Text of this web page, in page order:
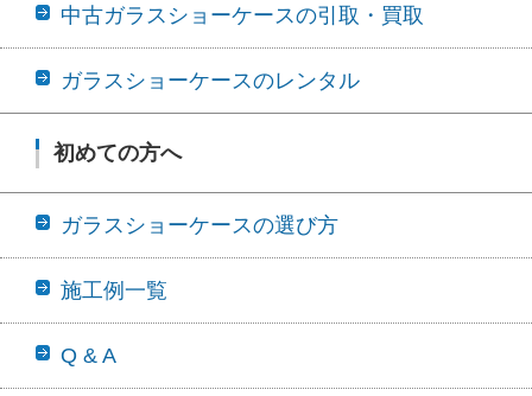
中古ガラスショーケースの引取・買取
ガラスショーケースのレンタル
初めての方へ
ガラスショーケースの選び方
施工例一覧
Q & A